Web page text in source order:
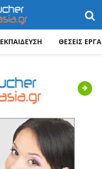
ΕΚΠΑΙΔΕΥΣΗ ΘΕΣΕΙΣ
Next